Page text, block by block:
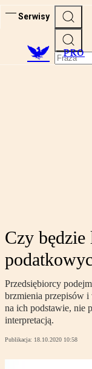
Serwisy
PRO
Czy
Przedsiębiorcy
brzmienia przepisów
na ich podstawie, nie
interpretacją.
Publikacja: 18.10.2020 10:58